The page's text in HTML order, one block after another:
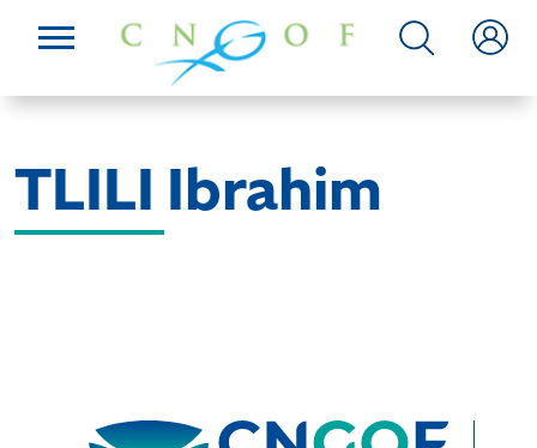
TLILI Ibrahim